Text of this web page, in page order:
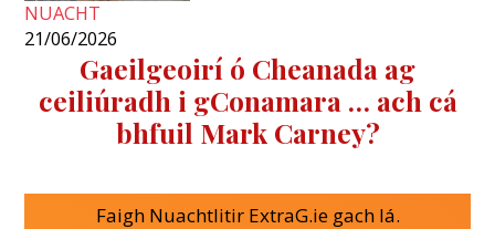
NUACHT
21/06/2026
Gaeilgeoirí ó Cheanada ag
ceiliúradh i gConamara … ach cá
bhfuil Mark Carney?
Faigh Nuachtlitir ExtraG.ie gach lá.